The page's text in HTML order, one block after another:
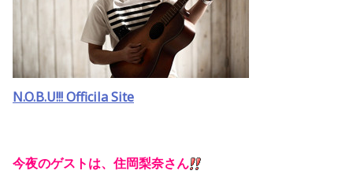
N.O.B.U!!! Officila Site
今夜のゲストは、住岡梨奈さん